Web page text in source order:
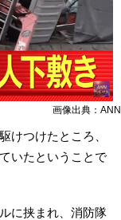
画像出典：ANN
けつけたところ、
いたということで
に挟まれ、消防隊